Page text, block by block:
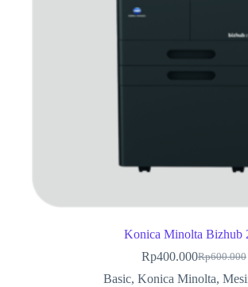
Konica Minolta Bizhub
Rp600.000
Rp400.000
Basic, Konica Minolta,